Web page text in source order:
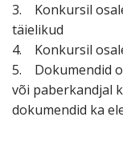
3. Konkursil
täielikud
4. Konkursil
5. Dokumendid
või paberkandjal
dokumendid ka